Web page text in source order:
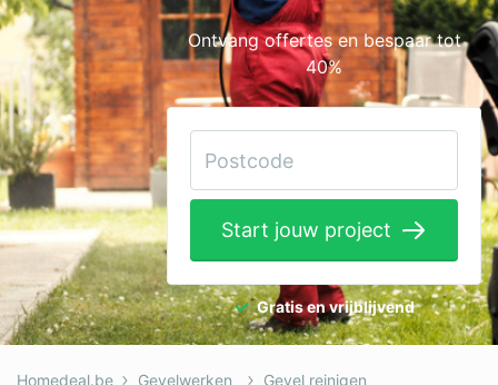
Bestrating
Cv-ketels
Dakwerken
Elektricien
Gevelwerken
Glas
Hekwerken
Hovenier
Ontvang offertes en bespaar tot
40%
Start jouw project
Gratis en vrijblijvend
Homedeal.be Gevelwerken Gevel reinigen